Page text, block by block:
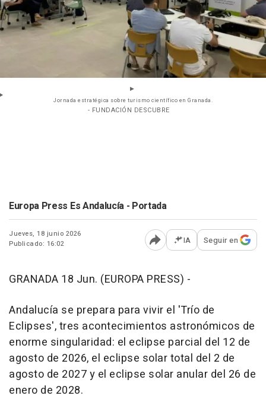
Jornada estratégica sobre turismo científico en Granada.
- FUNDACIÓN DESCUBRE
Europa Press Es Andalucía - Portada
Jueves, 18 junio 2026
Publicado: 16:02
Abrir opciones para
IA Seguir en
GRANADA 18 Jun. (EUROPA PRESS) -
Andalucía se prepara para vivir el 'Trío de
Eclipses', tres acontecimientos astronómicos de
enorme singularidad: el eclipse parcial del 12 de
agosto de 2026, el eclipse solar total del 2 de
agosto de 2027 y el eclipse solar anular del 26 de
enero de 2028.